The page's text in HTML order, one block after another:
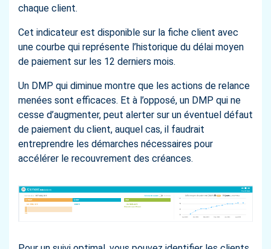
chaque client.
Cet indicateur est disponible sur la fiche client avec
une courbe qui représente l’historique du délai moyen
de paiement sur les 12 derniers mois.
Un DMP qui diminue montre que les actions de relance
menées sont efficaces. Et à l’opposé, un DMP qui ne
cesse d’augmenter, peut alerter sur un éventuel défaut
de paiement du client, auquel cas, il faudrait
entreprendre les démarches nécessaires pour
accélérer le recouvrement des créances.